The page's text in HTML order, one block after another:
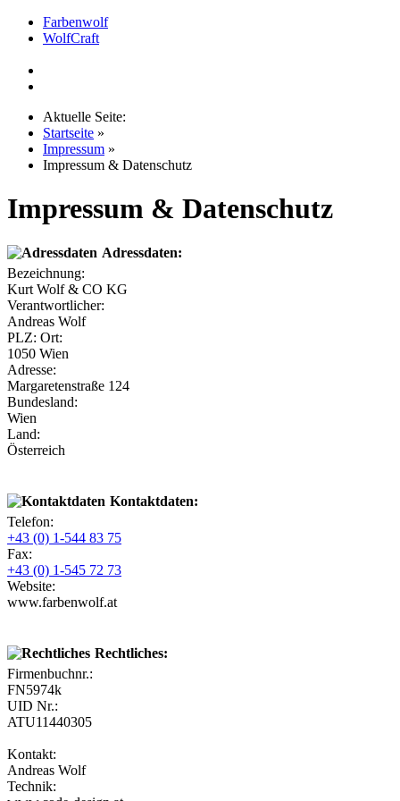
Farbenwolf
WolfCraft
Aktuelle Seite:
Startseite »
Impressum »
Impressum & Datenschutz
Impressum & Datenschutz
Adressdaten:
Bezeichnung:
Kurt Wolf & CO KG
Verantwortlicher:
Andreas Wolf
PLZ: Ort:
1050 Wien
Adresse:
Margaretenstraße 124
Bundesland:
Wien
Land:
Österreich
Kontaktdaten:
Telefon:
+43 (0) 1-544 83 75
Fax:
+43 (0) 1-545 72 73
Website:
www.farbenwolf.at
Rechtliches:
Firmenbuchnr.:
FN5974k
UID Nr.:
ATU11440305
Kontakt:
Andreas Wolf
Technik: